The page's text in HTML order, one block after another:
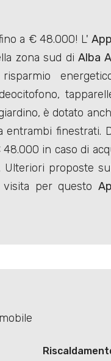
a € 48.000! L'
zona sud diAlba
è dotato
finestrati.
in caso di
proposte
visita per questo